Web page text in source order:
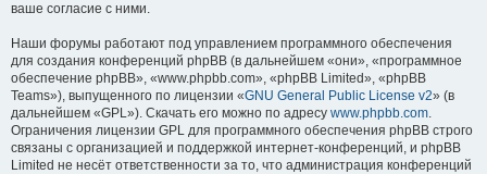
ваше согласие с ними.
Наши форумы работают под управлением программного обеспечения
для создания конференций phpBB (в дальнейшем «они», «программное
обеспечение phpBB», «www.phpbb.com», «phpBB Limited», «phpBB
Teams»), выпущенного по лицензии «GNU General Public License v2» (в
дальнейшем «GPL»). Скачать его можно по адресу www.phpbb.com.
Ограничения лицензии GPL для программного обеспечения phpBB строго
связаны с организацией и поддержкой интернет-конференций, и phpBB
Limited не несёт ответственности за то, что администрация конференций